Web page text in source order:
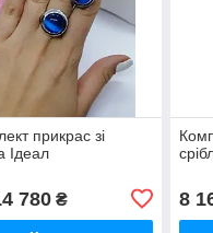
прикрас зі
Ідеал
780₴ 8